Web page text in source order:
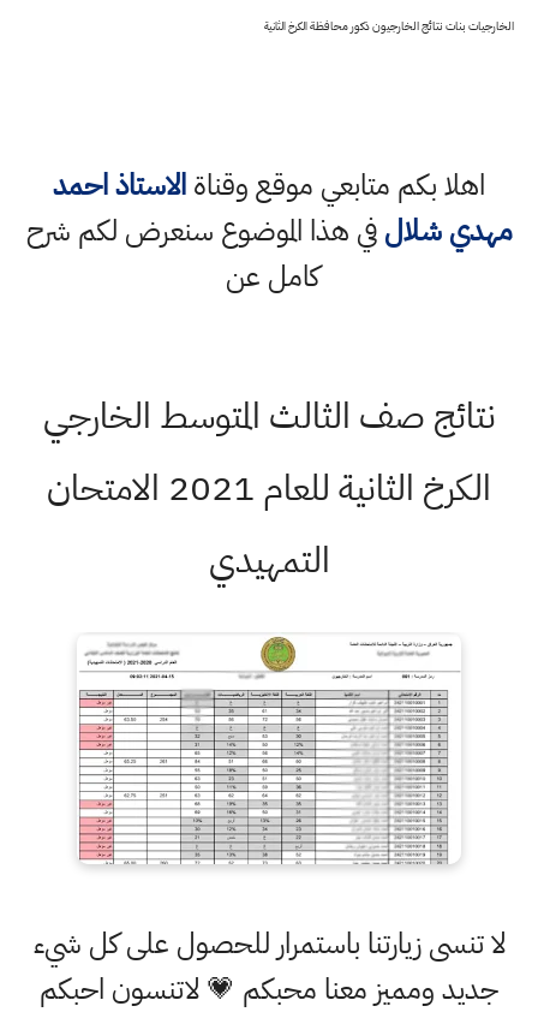
الخارجيات بنات نتائج الخارجيون ذكور محافظةالكرخ الثانية
اهلا بكم متابعي موقع وقناةالاستاذ احمد
مهدي شلالفي هذا الموضوع سنعرض لكم شرح
كامل عن
نتائج صف الثالث المتوسط الخارجي
الكرخ الثانية للعام 2021 الامتحان
التمهيدي
لا تنسى زيارتنا باستمرار للحصول على كل شيء
جديد ومميز معنا محبكم 💗 لاتنسون احبكم